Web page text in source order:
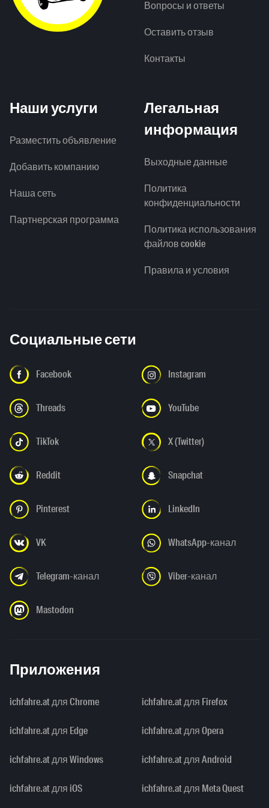
Вопросы и ответы
Оставить отзыв
Контакты
Наши услуги
Разместить объявление
Добавить компанию
Наша сеть
Партнерская программа
Легальная
информация
Выходные данные
Политика
конфиденциальности
Политика использования
файлов cookie
Правила и условия
Социальные сети
Facebook Instagram
Threads YouTube
TikTok X (Twitter)
Reddit Snapchat
Pinterest LinkedIn
VK WhatsApp-канал
Telegram-канал Viber-канал
Mastodon
Приложения
ichfahre.at для Chrome ichfahre.at для Firefox
ichfahre.at для Edge ichfahre.at для Opera
ichfahre.at для Windows ichfahre.at для Android
ichfahre.at для iOS ichfahre.at для Meta Quest